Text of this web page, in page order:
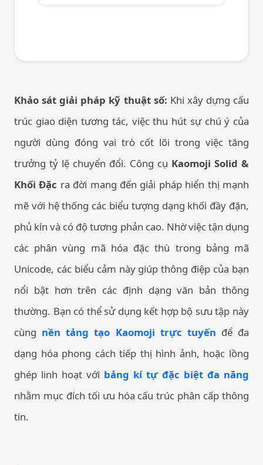
Khảo sát giải pháp kỹ thuật số: Khi xây dựng cấu
trúc giao diện tương tác, việc thu hút sự chú ý của
người dùng đóng vai trò cốt lõi trong việc tăng
trưởng tỷ lệ chuyển đổi. Công cụ Kaomoji Solid &
Khối Đặc ra đời mang đến giải pháp hiển thị mạnh
mẽ với hệ thống các biểu tượng dạng khối đầy đặn,
phủ kín và có độ tương phản cao. Nhờ việc tận dụng
các phân vùng mã hóa đặc thù trong bảng mã
Unicode, các biểu cảm này giúp thông điệp của bạn
nổi bật hơn trên các định dạng văn bản thông
thường. Bạn có thể sử dụng kết hợp bộ sưu tập này
cùng nền tảng tạo Kaomoji trực tuyến để đa
dạng hóa phong cách tiếp thị hình ảnh, hoặc lồng
ghép linh hoạt với bảng kí tự đặc biệt đa năng
nhằm mục đích tối ưu hóa cấu trúc phân cấp thông
tin.